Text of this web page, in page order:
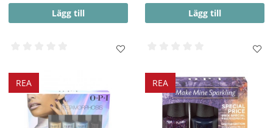
Lägg till Lägg till
REA REA